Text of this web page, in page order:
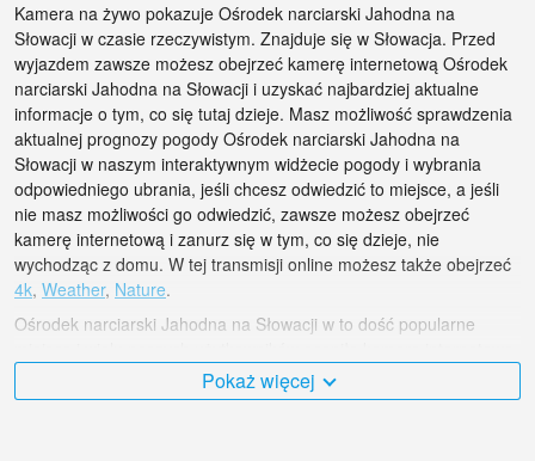
Kamera na żywo pokazuje Ośrodek narciarski Jahodna na
Słowacji w czasie rzeczywistym. Znajduje się w Słowacja. Przed
wyjazdem zawsze możesz obejrzeć kamerę internetową Ośrodek
narciarski Jahodna na Słowacji i uzyskać najbardziej aktualne
informacje o tym, co się tutaj dzieje. Masz możliwość sprawdzenia
aktualnej prognozy pogody Ośrodek narciarski Jahodna na
Słowacji w naszym interaktywnym widżecie pogody i wybrania
odpowiedniego ubrania, jeśli chcesz odwiedzić to miejsce, a jeśli
nie masz możliwości go odwiedzić, zawsze możesz obejrzeć
kamerę internetową i zanurz się w tym, co się dzieje, nie
wychodząc z domu. W tej transmisji online możesz także obejrzeć
4k, Weather, Nature.
Ośrodek narciarski Jahodna na Słowacji w to dość popularne
za punkty za transmisję online.Pokaż więcej